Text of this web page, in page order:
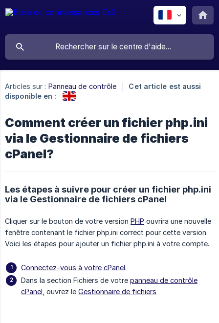
Articles sur : Panneau de contrôle
Cet article est aussi
disponible en :
Comment créer un fichier php.ini
via le Gestionnaire de fichiers
cPanel?
Les étapes à suivre pour créer un fichier php.ini
via le Gestionnaire de fichiers cPanel
Cliquer sur le bouton de votre version PHP ouvrira une nouvelle
fenêtre contenant le fichier php.ini correct pour cette version.
Voici les étapes pour ajouter un fichier php.ini à votre compte.
Connectez-vous à votre cPanel.
Dans la section Fichiers de votre panneau de contrôle
cPanel , ouvrez le Gestionnaire de fichiers